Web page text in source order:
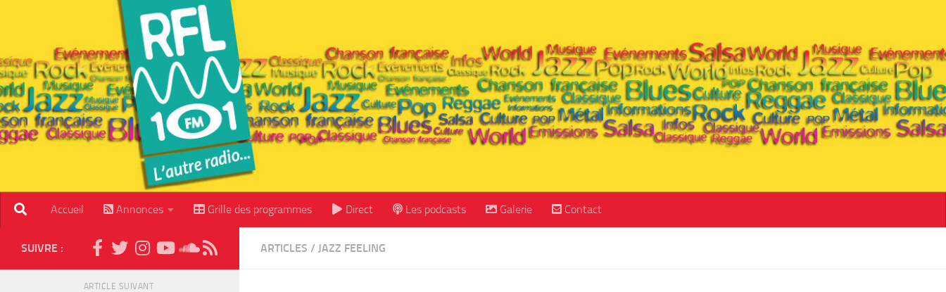
Accueil Annonces Grille des programmes Direct Les podcasts Galerie Contact
ARTICLES / JAZZ FEELING
SUIVRE :
ARTICLE SUIVANT